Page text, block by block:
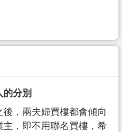
的分別
後，兩夫婦買樓都會傾向
主，即不用聯名買樓，希